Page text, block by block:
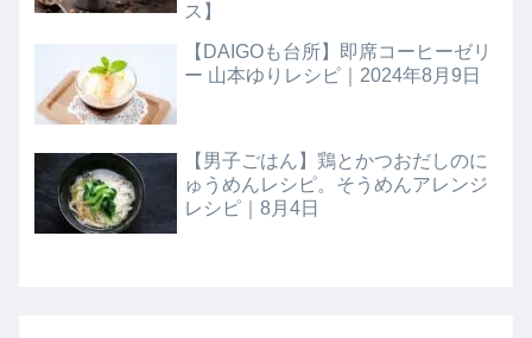
ス】
【DAIGOも台所】即席コーヒーゼリ
ー 山本ゆりレシピ｜2024年8月9日
【男子ごはん】鶏とかつおだしのに
ゅうめんレシピ。そうめんアレンジ
レシピ｜8月4日